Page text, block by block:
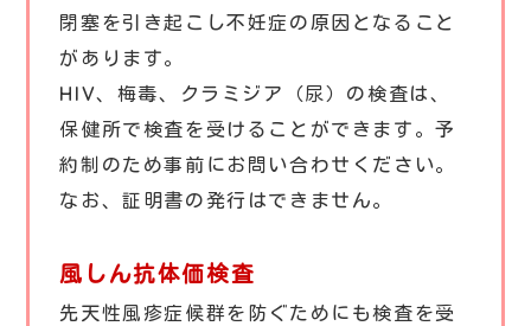
閉塞を引き起こし不妊症の原因となること
があります。
HIV、梅毒、クラミジア（尿）の検査は、
保健所で検査を受けることができます。予
約制のため事前にお問い合わせください。
なお、証明書の発行はできません。
風しん抗体価検査
先天性風疹症候群を防ぐためにも検査を受